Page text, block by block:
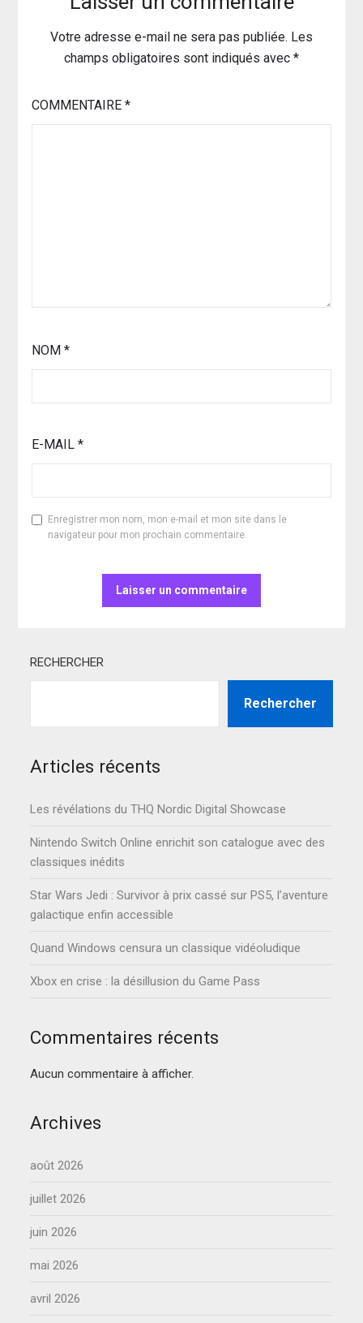
Votre adresse e-mail ne sera pas publiée. Les
champs obligatoires sont indiqués avec *
COMMENTAIRE *
NOM *
E-MAIL *
Enregistrer mon nom, mon e-mail et mon site dans le
navigateur pour mon prochain commentaire.
RECHERCHER
Rechercher
Articles récents
Les révélations du THQ Nordic Digital Showcase
Nintendo Switch Online enrichit son catalogue avec des
classiques inédits
Star Wars Jedi : Survivor à prix cassé sur PS5, l’aventure
galactique enfin accessible
Quand Windows censura un classique vidéoludique
Xbox en crise : la désillusion du Game Pass
Commentaires récents
Aucun commentaire à afficher.
Archives
août 2026
juillet 2026
juin 2026
mai 2026
avril 2026